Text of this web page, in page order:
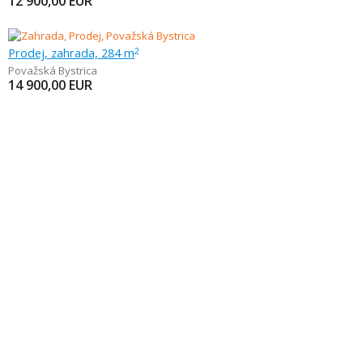
Prodej, zahrada, 284 m2
Považská Bystrica
14 900,00 EUR